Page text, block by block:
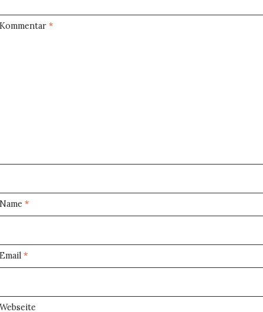
Kommentar*
Name*
Email*
Webseite